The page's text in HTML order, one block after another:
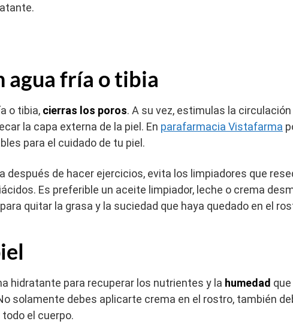
agua fría o tibia
o tibia, cierras los poros. A su vez, estimulas la
la capa externa de la piel. En parafarmacia Vistafarma
para el cuidado de tu piel.
después de hacer ejercicios, evita los limpiadores que
Es preferible un aceite limpiador, leche o crema
quitar la grasa y la suciedad que haya quedado en el
hidratante para recuperar los nutrientes y la humedad
solamente debes aplicarte crema en el rostro, también
el cuerpo.